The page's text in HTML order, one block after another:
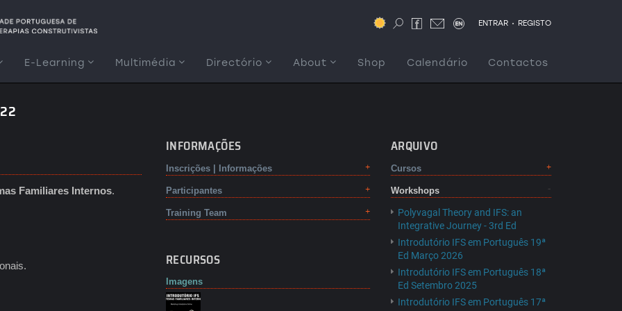
ENTRAR . REGISTO
E-Learning Multimédia Directório About Shop Calendário Contactos
Familiares Internos.
INFORMAÇÕES
Inscrições | Informações
Participantes
Training Team
RECURSOS
Imagens
ARQUIVO
Cursos
Workshops
Polyvagal Theory and IFS: an
Integrative Journey - 3rd Ed
Introdutório IFS em Português 19ª
Ed Março 2026
Introdutório IFS em Português 18ª
Ed Setembro 2025
Introdutório IFS em Português 17ª